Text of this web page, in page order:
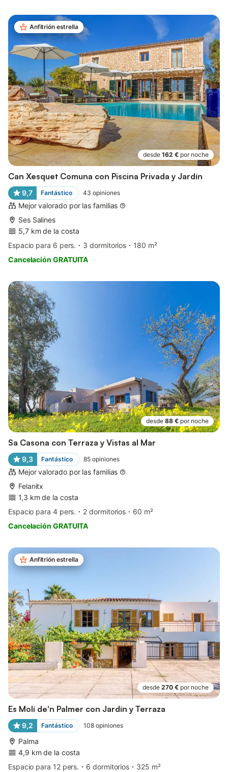
Anfitrión estrella
desde 162 € por noche
Can Xesquet Comuna con Piscina Privada y Jardín
9,7 Fantástico 43 opiniones
Mejor valorado por las familias
Ses Salines
5,7 km de la costa
Espacio para 6 pers.
3 dormitorios
180 m²
Cancelación GRATUITA
desde 88 € por noche
Sa Casona con Terraza y Vistas al Mar
9,3 Fantástico 85 opiniones
Mejor valorado por las familias
Felanitx
1,3 km de la costa
Espacio para 4 pers.
2 dormitorios
60 m²
Cancelación GRATUITA
Anfitrión estrella
desde 270 € por noche
Es Molí de'n Palmer con Jardín y Terraza
9,2 Fantástico 108 opiniones
Palma
4,9 km de la costa
Espacio para 12 pers.
6 dormitorios
325 m²